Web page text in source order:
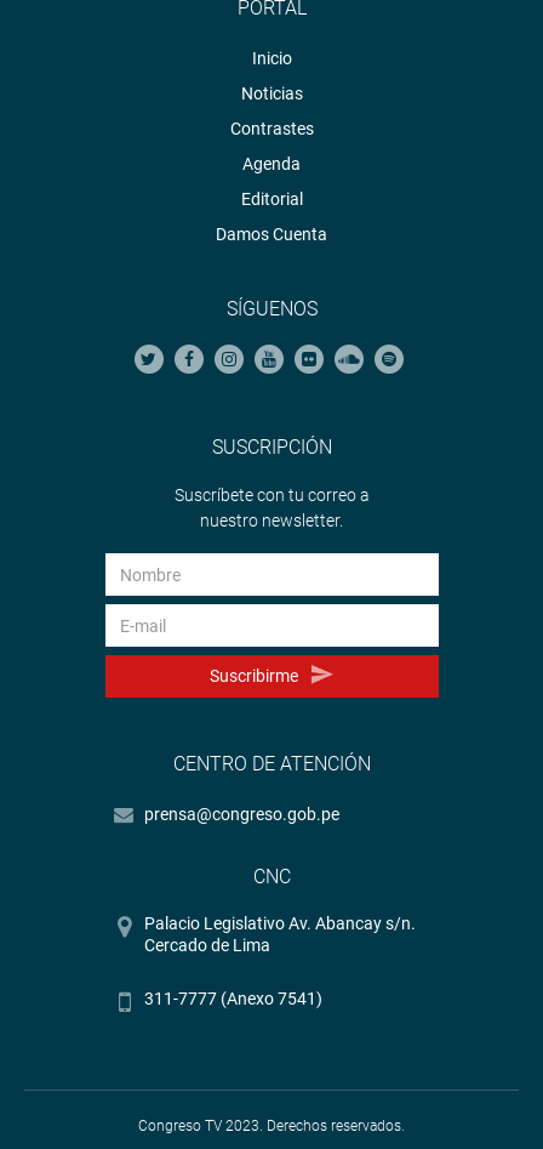
PORTAL
Inicio
Noticias
Contrastes
Agenda
Editorial
Damos Cuenta
SÍGUENOS
SUSCRIPCIÓN
Suscríbete con tu correo a
nuestro newsletter.
Suscribirme
CENTRO DE ATENCIÓN
prensa@congreso.gob.pe
CNC
Palacio Legislativo Av. Abancay s/n.
Cercado de Lima
311-7777 (Anexo 7541)
Congreso TV 2023. Derechos reservados.